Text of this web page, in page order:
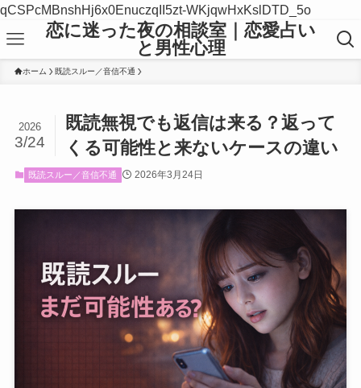
qCSPcMBnshHj6x0EnuczqII5zt-WKjqwHxKslDTD_5o
恋に迷った夜の相談室｜恋愛占い
と男性心理
ホーム 既読スルー／音信不通
既読無視でも返信は来る？返って
くる可能性と来ないケースの違い
2026
3/24
既読スルー／音信不通 2026年3月24日